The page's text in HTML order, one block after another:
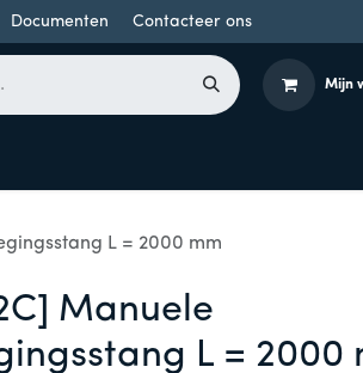
Documenten Contacteer ons
Mijn
L = 2000 mm
Manuele
L = 2000